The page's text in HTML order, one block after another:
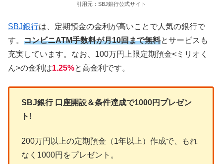
引用元：SBJ銀行公式サイト
SBJ銀行は、定期預金の金利が高いことで人気の銀行で
す。 コンビニATM手数料が月10回まで無料とサービスも
充実しています。なお、100万円上限定期預金<ミリオく
ん>の金利は1.25%と高金利です。
SBJ銀行 口座開設＆条件達成で1000円プレゼン
ト !
200万円以上の定期預金（1年以上）作成で、もれ
なく1000円をプレゼント。